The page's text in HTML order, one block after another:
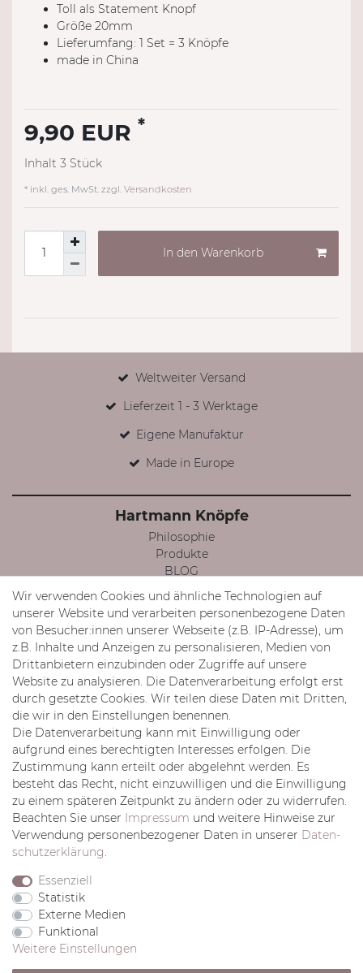
Toll als Statement Knopf
Größe 20mm
Lieferumfang: 1 Set = 3 Knöpfe
made in China
9,90 EUR *
Inhalt 3 Stück
* inkl. ges. MwSt. zzgl. Versandkosten
In den Warenkorb
Weltweiter Versand
Lieferzeit 1 - 3 Werktage
Eigene Manufaktur
Made in Europe
Hartmann Knöpfe
Philosophie
Produkte
BLOG
Instagram
Mein Konto
Registrieren
Login
Mein Konto
Wunschliste
Kontakt Formular
Rechtliches
AGB
Impressum
Datenschutz
Widerrufsrecht
Zahlung & Versand
© Copyright 2020 W.M.Hartmann Inhaber Katja Schmid e.K..
Wir verwenden Cookies und ähnliche Technologien auf
unserer Website und verarbeiten personenbezogene Daten
von Besucher:innen unserer Webseite (z.B. IP-Adresse), um
z.B. Inhalte und Anzeigen zu personalisieren, Medien von
Drittanbietern einzubinden oder Zugriffe auf unsere
Website zu analysieren. Die Datenverarbeitung erfolgt erst
durch gesetzte Cookies. Wir teilen diese Daten mit Dritten,
die wir in den Einstellungen benennen.
Die Datenverarbeitung kann mit Einwilligung oder
aufgrund eines berechtigten Interesses erfolgen. Die
Zustimmung kann erteilt oder abgelehnt werden. Es
besteht das Recht, nicht einzuwilligen und die Einwilligung
zu einem späteren Zeitpunkt zu ändern oder zu widerrufen.
Beachten Sie unser Impressum und weitere Hinweise zur
Verwendung personenbezogener Daten in unserer Daten­
schutz­erklärung.
Essenziell
Statistik
Externe Medien
Funktional
Weitere Einstellungen